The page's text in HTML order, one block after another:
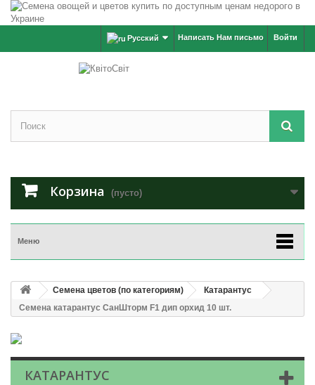
Войти
Написать Нам письмо
Русский
Корзина (пусто)
Меню
Семена цветов (по категориям)
Катарантус
Семена катарантус СанШторм F1 дип орхид 10 шт.
КАТАРАНТУС